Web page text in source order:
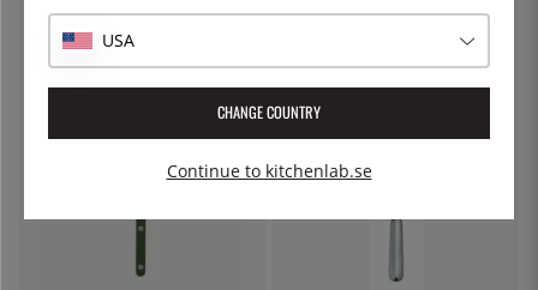
58:- 75:-
USA
CHANGE COUNTRY
Continue to kitchenlab.se